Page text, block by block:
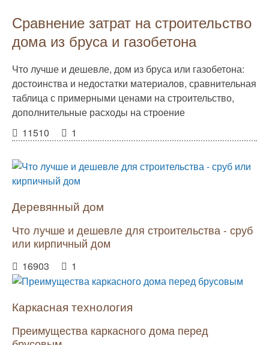
Сравнение затрат на строительство
дома из бруса и газобетона
Что лучше и дешевле, дом из бруса или газобетона:
достоинства и недостатки материалов, сравнительная
таблица с примерными ценами на строительство,
дополнительные расходы на строение
11510
1
Деревянный дом
Что лучше и дешевле для строительства - сруб
или кирпичный дом
16903 1
Каркасная технология
Преимущества каркасного дома перед